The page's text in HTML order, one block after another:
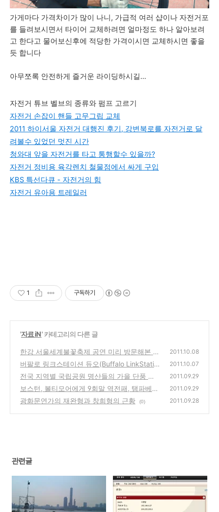
가게마다 가격차이가 많이 나니, 가급적 여러 샵이나 자전거포
를 들려보시면서 타이어 교체하려면 얼마정도 하나 알아보려
고 한다고 물어보신후에 적당한 가격이시면 교체하시면 좋을
듯 합니다
아무쪼록 안전하게 즐거운 라이딩하시길...
자전거 튜브 벨브의 종류와 펌프 고르기
자전거 손잡이 핸들 고무그립 교체
2011 하이서울 자전거 대행진 후기, 강변북로를 자전거로 달
려볼수 있었던 멋진 시간
청와대 앞을 자전거를 타고 통행할수 있을까?
자전거 정비용 육각렌치 철물점에서 싸게 구입
KBS 특선다큐 - 자전거의 힘
자전거 유아용 트레일러
1 구독하기
'자료 iN' 카테고리의 다른 글
한강 서울세계불꽃축제 공연 미리 방문해본 명
당자리와 대중 교통편, 주차, 행사일정 안내
2011.10.08
버팔로 링크스테이션 듀오(Buffalo LinkStatio
n Duo) 설정 초기화 방법
(5)
2011.10.07
전국 지역별 국립공원 명산들의 가을 단풍 절
정일과 북한산의 단풍
(0)
2011.09.29
보스턴, 볼티모어에게 9회말 역전패, 탬파베이
는 양키스에 역전승으로 와일드카드로 포스트
2011.09.29
광화문연가의 재완형과 창희형의 근황 (0) 2011.09.28
관련글